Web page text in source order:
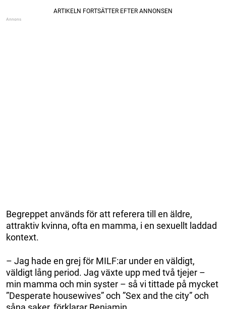
Begreppet används för att referera till en äldre,
attraktiv kvinna, ofta en mamma, i en sexuellt laddad
kontext.
– Jag hade en grej för MILF:ar under en väldigt,
väldigt lång period. Jag växte upp med två tjejer –
min mamma och min syster – så vi tittade på mycket
”Desperate housewives” och ”Sex and the city” och